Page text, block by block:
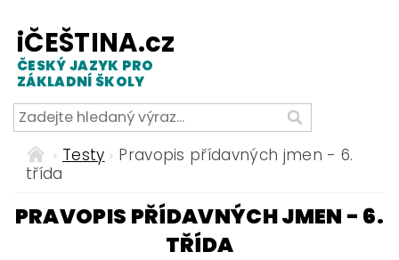
iČEŠTINA.cz
ČESKÝ JAZYK PRO
ZÁKLADNÍ ŠKOLY
Testy
Pravopis přídavných jmen - 6.
třída
PRAVOPIS PŘÍDAVNÝCH JMEN - 6.
TŘÍDA